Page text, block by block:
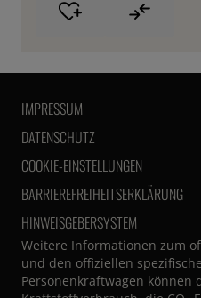
IMPRESSUM
DATENSCHUTZ
COOKIE-EINSTELLUNGEN
BARRIEREFREIHEITSERKLÄRUNG
HINWEISGEBERSYSTEM
Weitere Informationen zum
und den offiziellen
Personenkraftwagen können